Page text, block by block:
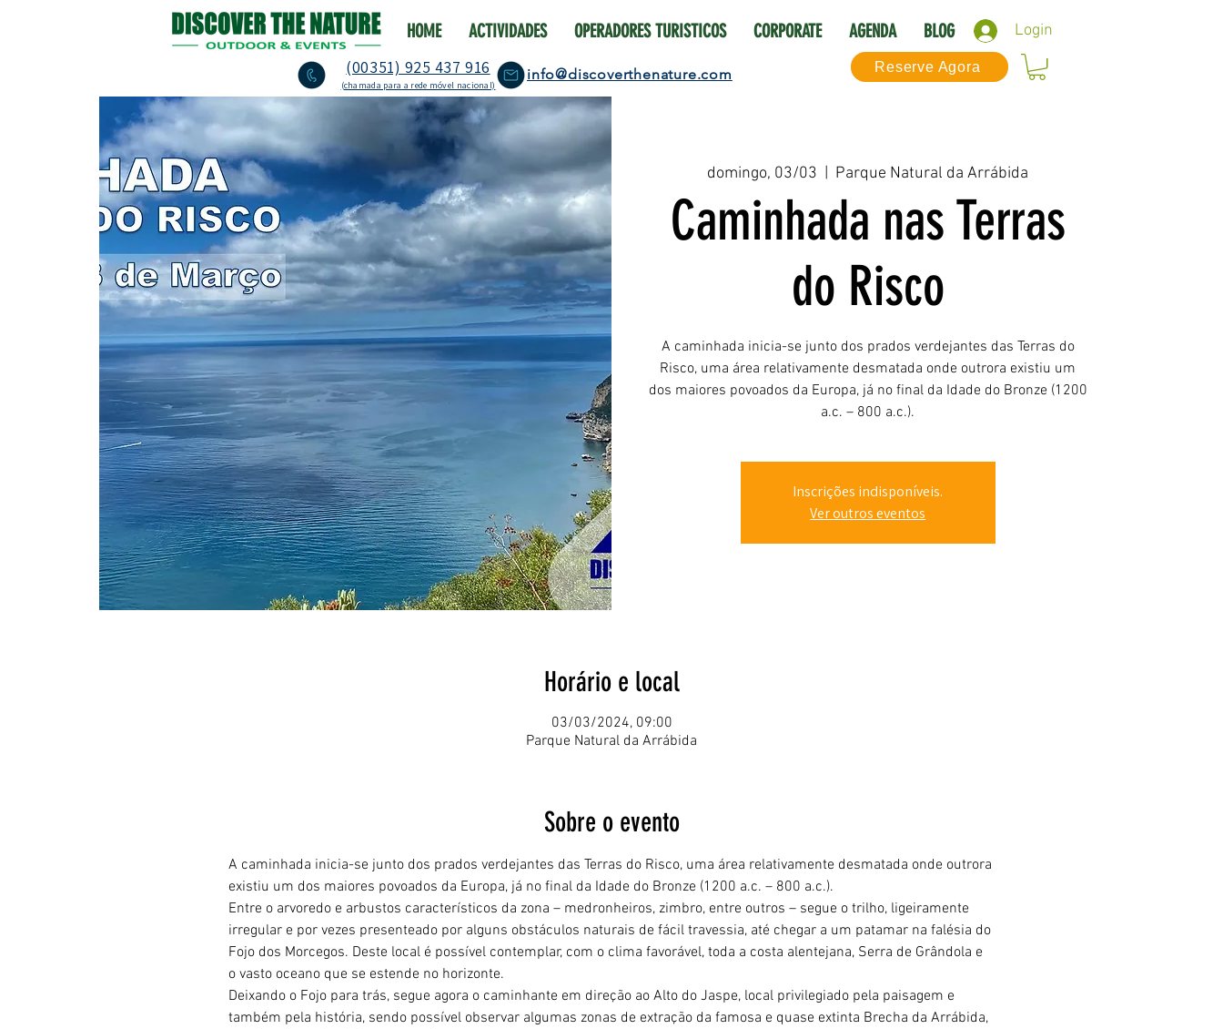
Login
HOME ACTIVIDADES OPERADORES TURISTICOS CORPORATE AGENDA BLOG
Reserve Agora
(00351) 925 437 916
(chamada para a rede móvel nacional)
info@discoverthenature.com
domingo, 03/03 Parque Natural da Arrábida
Caminhada nas Terras
do Risco
A caminhada inicia-se junto dos prados verdejantes das Terras do
Risco, uma área relativamente desmatada onde outrora existiu um
dos maiores povoados da Europa, já no final da Idade do Bronze (1200
a.c. – 800 a.c.).
Inscrições indisponíveis.
Ver outros eventos
Horário e local
03/03/2024, 09:00
Parque Natural da Arrábida
Sobre o evento
A caminhada inicia-se junto dos prados verdejantes das Terras do Risco, uma área relativamente desmatada onde outrora
existiu um dos maiores povoados da Europa, já no final da Idade do Bronze (1200 a.c. – 800 a.c.).
Entre o arvoredo e arbustos característicos da zona – medronheiros, zimbro, entre outros – segue o trilho, ligeiramente
irregular e por vezes presenteado por alguns obstáculos naturais de fácil travessia, até chegar a um patamar na falésia do
Fojo dos Morcegos. Deste local é possível contemplar, com o clima favorável, toda a costa alentejana, Serra de Grândola e
o vasto oceano que se estende no horizonte.
Deixando o Fojo para trás, segue agora o caminhante em direção ao Alto do Jaspe, local privilegiado pela paisagem e
também pela história, sendo possível observar algumas zonas de extração da famosa e quase extinta Brecha da Arrábida,